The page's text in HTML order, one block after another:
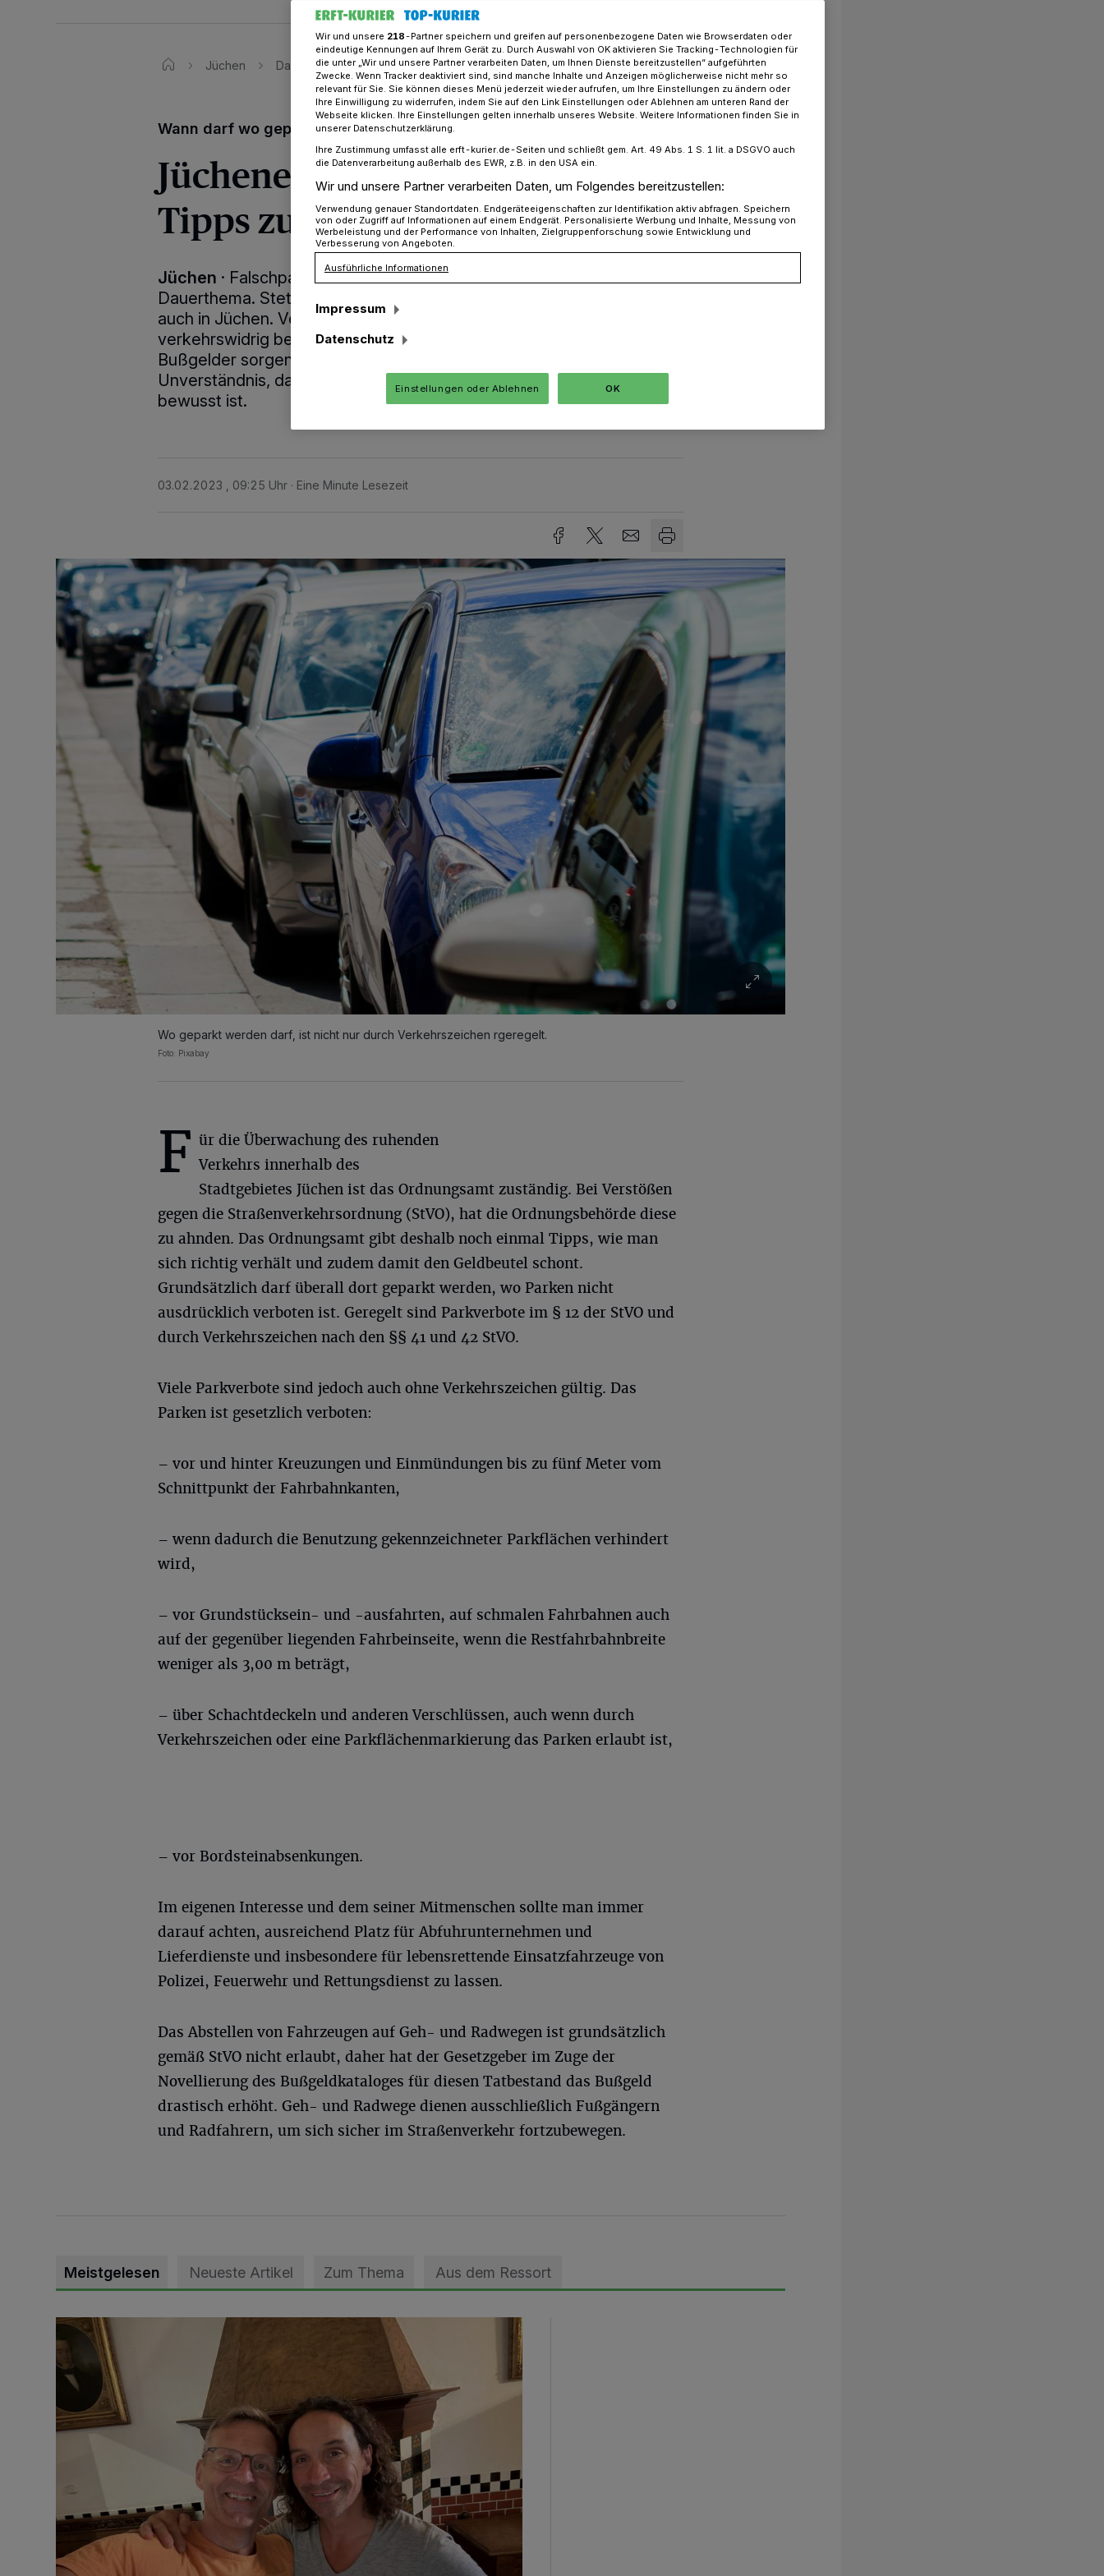
Jüchen Das Jüchener Ordnungsamt gibt Tipps zum Parken​
Wann darf wo geparkt werden?
Jüchener Ordnungsamt gibt
Tipps zum Parken
Jüchen · Falschparken ist nicht nur in großen Städten ein
Dauerthema. Stetig steigt seit Jahren die Zahl der zugelassenen PKW,
auch in Jüchen. Verkehrsflächen werden deshalb immer öfter
verkehrswidrig belegt. Gegenüber Falschparkern verhängte
Bußgelder sorgen bei den Betroffenen für Unmut und teilweise
Unverständnis, da ihnen die Ordnungswidrigkeit manchmal nicht
bewusst ist.
03.02.2023 , 09:25 Uhr Eine Minute Lesezeit
Wo geparkt werden darf, ist nicht nur durch Verkehrszeichen rgeregelt.
Foto: Pixabay
F ür die Überwachung des ruhenden
Verkehrs innerhalb des
Stadtgebietes Jüchen ist das Ordnungsamt zuständig. Bei Verstößen
gegen die Straßenverkehrsordnung (StVO), hat die Ordnungsbehörde diese
zu ahnden. Das Ordnungsamt gibt deshalb noch einmal Tipps, wie man
sich richtig verhält und zudem damit den Geldbeutel schont.
Grundsätzlich darf überall dort geparkt werden, wo Parken nicht
ausdrücklich verboten ist. Geregelt sind Parkverbote im § 12 der StVO und
durch Verkehrszeichen nach den §§ 41 und 42 StVO.
Viele Parkverbote sind jedoch auch ohne Verkehrszeichen gültig. Das
Parken ist gesetzlich verboten:
– vor und hinter Kreuzungen und Einmündungen bis zu fünf Meter vom
Schnittpunkt der Fahrbahnkanten,
– wenn dadurch die Benutzung gekennzeichneter Parkflächen verhindert
wird,
– vor Grundstücksein- und -ausfahrten, auf schmalen Fahrbahnen auch
auf der gegenüber liegenden Fahrbeinseite, wenn die Restfahrbahnbreite
weniger als 3,00 m beträgt,
– über Schachtdeckeln und anderen Verschlüssen, auch wenn durch
Verkehrszeichen oder eine Parkflächenmarkierung das Parken erlaubt ist,
– vor Bordsteinabsenkungen.
Im eigenen Interesse und dem seiner Mitmenschen sollte man immer
darauf achten, ausreichend Platz für Abfuhrunternehmen und
Lieferdienste und insbesondere für lebensrettende Einsatzfahrzeuge von
Polizei, Feuerwehr und Rettungsdienst zu lassen.
Das Abstellen von Fahrzeugen auf Geh- und Radwegen ist grundsätzlich
gemäß StVO nicht erlaubt, daher hat der Gesetzgeber im Zuge der
Novellierung des Bußgeldkataloges für diesen Tatbestand das Bußgeld
drastisch erhöht. Geh- und Radwege dienen ausschließlich Fußgängern
und Radfahrern, um sich sicher im Straßenverkehr fortzubewegen.
Meistgelesen Neueste Artikel Zum Thema Aus dem Ressort
„Loss dir nix jefalle“ in 7 Tage 1 Song
Wir und unsere 218-Partner speichern und greifen auf personenbezogene Daten wie Browserdaten oder
eindeutige Kennungen auf Ihrem Gerät zu. Durch Auswahl von OK aktivieren Sie Tracking-Technologien für
die unter „Wir und unsere Partner verarbeiten Daten, um Ihnen Dienste bereitzustellen“ aufgeführten
Zwecke. Wenn Tracker deaktiviert sind, sind manche Inhalte und Anzeigen möglicherweise nicht mehr so
relevant für Sie. Sie können dieses Menü jederzeit wieder aufrufen, um Ihre Einstellungen zu ändern oder
Ihre Einwilligung zu widerrufen, indem Sie auf den Link Einstellungen oder Ablehnen am unteren Rand der
Webseite klicken. Ihre Einstellungen gelten innerhalb unseres Website. Weitere Informationen finden Sie in
unserer Datenschutzerklärung.
Ihre Zustimmung umfasst alle erft-kurier.de-Seiten und schließt gem. Art. 49 Abs. 1 S. 1 lit. a DSGVO auch
die Datenverarbeitung außerhalb des EWR, z.B. in den USA ein.
Wir und unsere Partner verarbeiten Daten, um Folgendes bereitzustellen:
Verwendung genauer Standortdaten. Endgeräteeigenschaften zur Identifikation aktiv abfragen. Speichern
von oder Zugriff auf Informationen auf einem Endgerät. Personalisierte Werbung und Inhalte, Messung von
Werbeleistung und der Performance von Inhalten, Zielgruppenforschung sowie Entwicklung und
Verbesserung von Angeboten.
Ausführliche Informationen
Impressum
Datenschutz
Einstellungen oder Ablehnen OK